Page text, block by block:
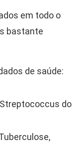
em todo o
bastante
de saúde:
Streptococcus do